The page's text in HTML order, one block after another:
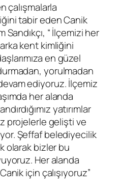
çalışmalarla
tabir eden Canik
“ İlçemizi her
kent kimliğini
en güzel
yorulmadan
ediyoruz. İlçemiz
her alanda
yatırımlar
projelerle gelişti ve
Şeffaf belediyecilik
olarak bizler bu
Her alanda
için çalışıyoruz”